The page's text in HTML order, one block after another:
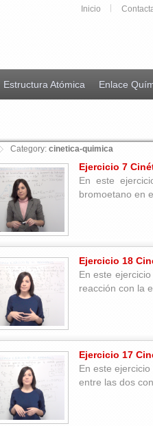
Inicio
Estructura Atómica Enlace
Category: cinetica-quimica
Ejercicio 7
En este
bromoetano en
Ejercicio 18
En este
reacción con la
Ejercicio 17
En este
entre las dos